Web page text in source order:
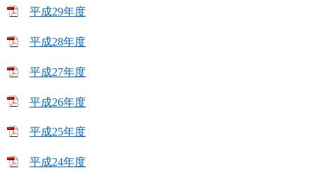
平成29年度
平成28年度
平成27年度
平成26年度
平成25年度
平成24年度